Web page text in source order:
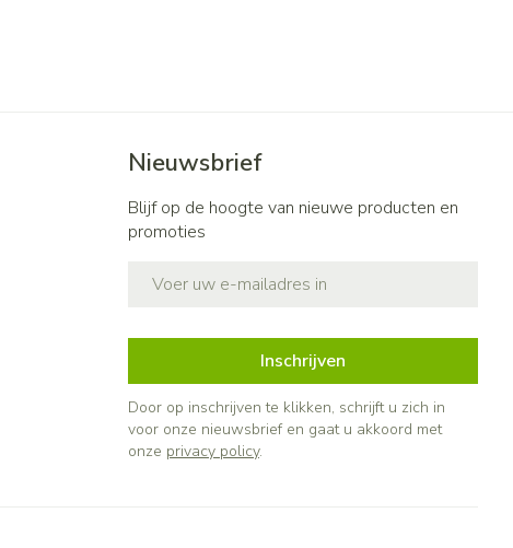
Nieuwsbrief
Blijf op de hoogte van nieuwe producten en
promoties
Inschrijven
Door op inschrijven te klikken, schrijft u zich in
voor onze nieuwsbrief en gaat u akkoord met
onze privacy policy.